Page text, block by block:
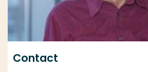
Contact